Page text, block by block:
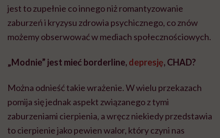
jest to zupełnie co innego niż romantyzowanie
zaburzeń i kryzysu zdrowia psychicznego, co znów
możemy obserwować w mediach społecznościowych.
„Modnie” jest mieć borderline, depresję, CHAD?
Można odnieść takie wrażenie. W wielu przekazach
pomija się jednak aspekt związanego z tymi
zaburzeniami cierpienia, a wręcz niekiedy przedstawia
to cierpienie jako pewien walor, który czyni nas